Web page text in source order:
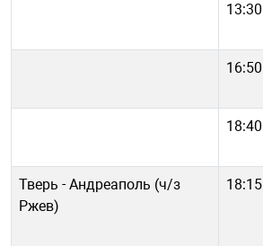
13:30
16:50
18:40
Тверь - Андреаполь (ч/з
Ржев)
18:15